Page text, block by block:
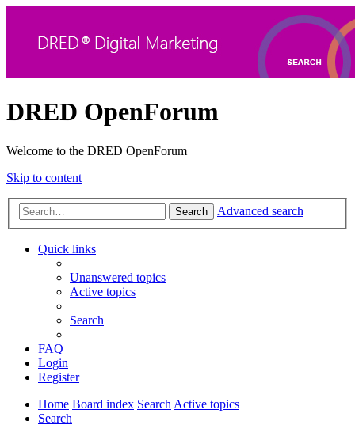
DRED OpenForum
Welcome to the DRED OpenForum
Skip to content
Search Advanced search
Quick links
Unanswered topics
Active topics
Search
FAQ
Login
Register
Home Board index SearchActive topics
Search